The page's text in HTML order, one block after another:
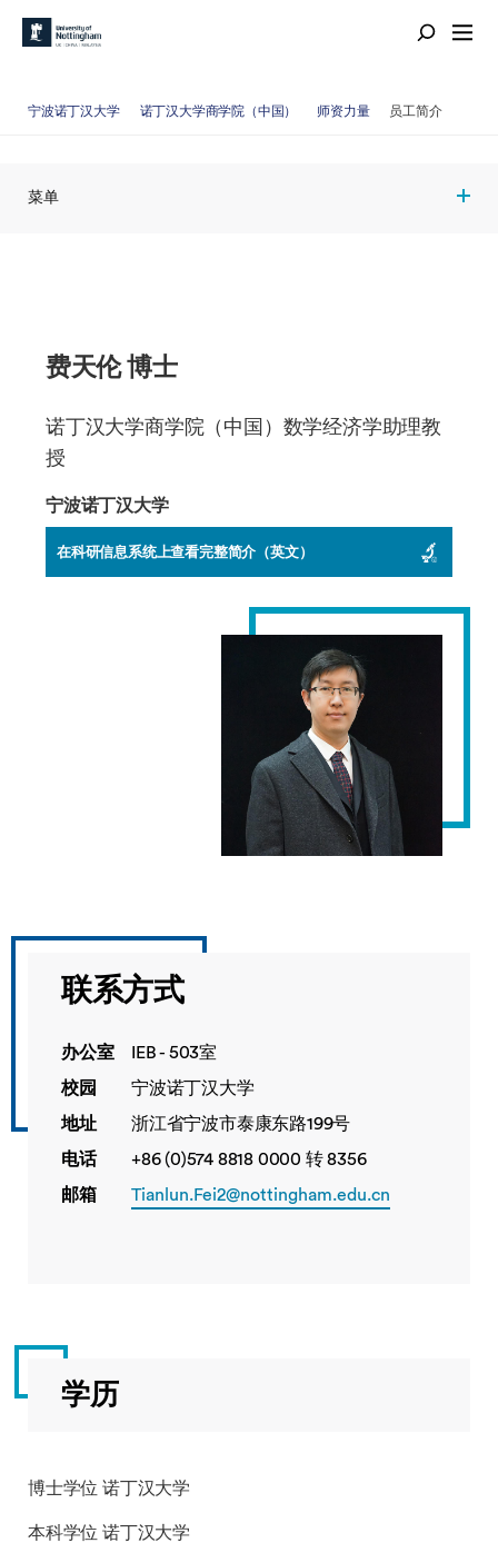
宁波诺丁汉大学 诺丁汉大学商学院（中国） 师资力量 员工简介
菜单
费天伦 博士
诺丁汉大学商学院（中国）数学经济学助理教
授
宁波诺丁汉大学
在科研信息系统上查看完整简介（英文）
联系方式
办公室
IEB - 503室
校园
宁波诺丁汉大学
地址
浙江省宁波市泰康东路199号
电话
+86 (0)574 8818 0000 转 8356
邮箱
Tianlun.Fei2@nottingham.edu.cn
学历
博士学位 诺丁汉大学
本科学位 诺丁汉大学